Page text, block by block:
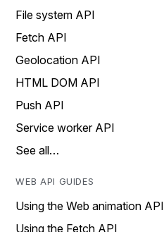
File system API
Fetch API
Geolocation API
HTML DOM API
Push API
Service worker API
See all…
WEB API GUIDES
Using the Web animation API
Using the Fetch API